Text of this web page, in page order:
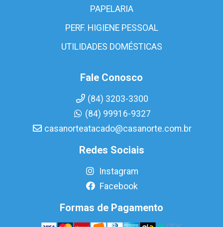
PAPELARIA
PERF. HIGIENE PESSOAL
UTILIDADES DOMÉSTICAS
Fale Conosco
(84) 3203-3300
(84) 99916-9327
casanorteatacado@casanorte.com.br
Redes Sociais
Instagram
Facebook
Formas de Pagamento